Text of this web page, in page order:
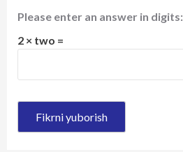
Please enter an answer in digits:
2 × two =